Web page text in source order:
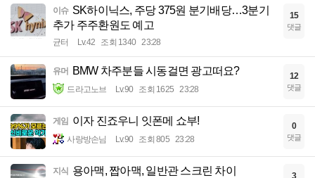
이슈 SK하이닉스, 주당 375원 분기배당…3분기
추가 주주환원도 예고
균터 Lv.42 조회 1340 23:28
15
댓글
유머 BMW 차주분들 시동걸면 광고떠요?
드라고노브 Lv.90 조회 1625 23:28
12
댓글
게임 이자 진죠우니 잇폰메 쇼부!
사랑방손님 Lv.90 조회 805 23:28
0
댓글
지식 용아맥, 짭아맥, 일반관 스크린 차이 3